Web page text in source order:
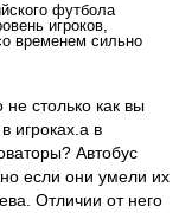
футбола
игроков,
временем сильно
столько как вы
игроках.а в
Автобус
если они умели их
Отличии от него